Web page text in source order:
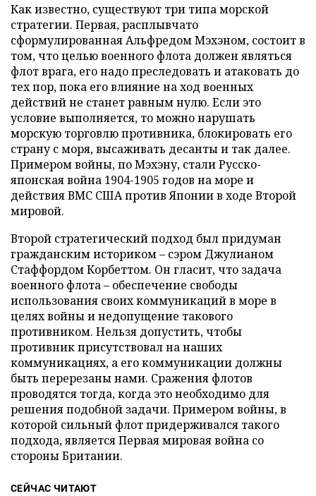
Как известно, существуют три типа морской
стратегии. Первая, расплывчато
сформулированная Альфредом Мэхэном, состоит в
том, что целью военного флота должен являться
флот врага, его надо преследовать и атаковать до
тех пор, пока его влияние на ход военных
действий не станет равным нулю. Если это
условие выполняется, то можно нарушать
морскую торговлю противника, блокировать его
страну с моря, высаживать десанты и так далее.
Примером войны, по Мэхэну, стали Русско-
японская война 1904-1905 годов на море и
действия ВМС США против Японии в ходе Второй
мировой.
Второй стратегический подход был придуман
гражданским историком – сэром Джулианом
Стаффордом Корбеттом. Он гласит, что задача
военного флота – обеспечение свободы
использования своих коммуникаций в море в
целях войны и недопущение такового
противником. Нельзя допустить, чтобы
противник присутствовал на наших
коммуникациях, а его коммуникации должны
быть перерезаны нами. Сражения флотов
проводятся тогда, когда это необходимо для
решения подобной задачи. Примером войны, в
которой сильный флот придерживался такого
подхода, является Первая мировая война со
стороны Британии.
СЕЙЧАС ЧИТАЮТ